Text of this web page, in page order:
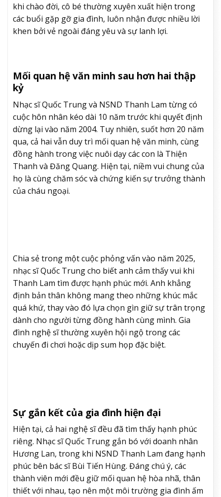
khi chào đời, cô bé thường xuyên xuất hiện trong
các buổi gặp gỡ gia đình, luôn nhận được nhiều lời
khen bởi vẻ ngoài đáng yêu và sự lanh lợi.
Mối quan hệ văn minh sau hơn hai thập
kỷ
Nhạc sĩ Quốc Trung và NSND Thanh Lam từng có
cuộc hôn nhân kéo dài 10 năm trước khi quyết định
dừng lại vào năm 2004. Tuy nhiên, suốt hơn 20 năm
qua, cả hai vẫn duy trì mối quan hệ văn minh, cùng
đồng hành trong việc nuôi dạy các con là Thiện
Thanh và Đăng Quang. Hiện tại, niềm vui chung của
họ là cùng chăm sóc và chứng kiến sự trưởng thành
của cháu ngoại.
Chia sẻ trong một cuộc phỏng vấn vào năm 2025,
nhạc sĩ Quốc Trung cho biết anh cảm thấy vui khi
Thanh Lam tìm được hạnh phúc mới. Anh khẳng
định bản thân không mang theo những khúc mắc
quá khứ, thay vào đó lựa chọn gìn giữ sự trân trọng
dành cho người từng đồng hành cùng mình. Gia
đình nghệ sĩ thường xuyên hội ngộ trong các
chuyến đi chơi hoặc dịp sum họp đặc biệt.
Sự gắn kết của gia đình hiện đại
Hiện tại, cả hai nghệ sĩ đều đã tìm thấy hạnh phúc
riêng. Nhạc sĩ Quốc Trung gắn bó với doanh nhân
Hương Lan, trong khi NSND Thanh Lam đang hạnh
phúc bên bác sĩ Bùi Tiến Hùng. Đáng chú ý, các
thành viên mới đều giữ mối quan hệ hòa nhã, thân
thiết với nhau, tạo nên một môi trường gia đình ấm